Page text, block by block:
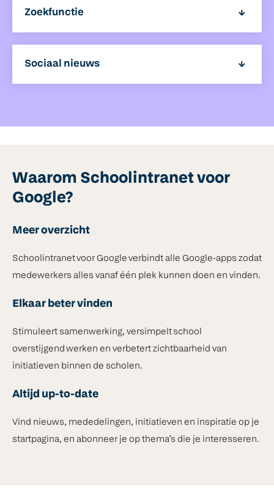
Zoekfunctie
Sociaal nieuws
Waarom Schoolintranet voor
Google?
Meer overzicht
Schoolintranet voor Google verbindt alle Google-apps zodat
medewerkers alles vanaf één plek kunnen doen en vinden.
Elkaar beter vinden
Stimuleert samenwerking, versimpelt school
overstijgend werken en verbetert zichtbaarheid van
initiatieven binnen de scholen.
Altijd up-to-date
Vind nieuws, mededelingen, initiatieven en inspiratie op je
startpagina, en abonneer je op thema’s die je interesseren.